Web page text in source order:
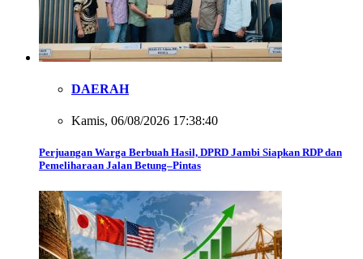
DAERAH
Kamis, 06/08/2026 17:38:40
Perjuangan Warga Berbuah Hasil, DPRD Jambi Siapkan RDP dan
Pemeliharaan Jalan Betung–Pintas